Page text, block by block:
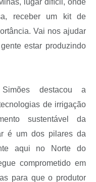
receber um kit de
Vai nos ajudar
estar produzindo
destacou a
de irrigação
sustentável da
é um dos pilares da
aqui no Norte do
comprometido em
para que o produtor